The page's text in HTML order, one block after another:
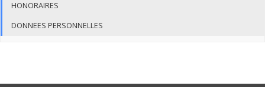
HONORAIRES
DONNEES PERSONNELLES